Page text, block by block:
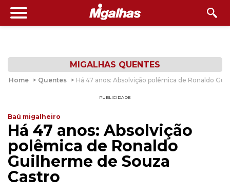
MIGALHAS QUENTES
Home > Quentes > Há 47 anos: Absolvição polêmica de Ronaldo
PUBLICIDADE
Baú migalheiro
Há 47 anos: Absolvição
polêmica de Ronaldo
Guilherme de Souza
Castro